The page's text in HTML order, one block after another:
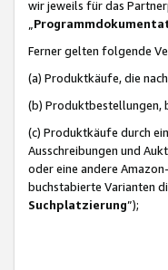
wir jeweils für das
Ferner gelten folgende
(a) Produktkäufe, die
(b) Produktbestellungen,
(c) Produktkäufe durch
Ausschreibungen und
oder eine andere
buchstabierte Varianten
Suchplatzierung”);